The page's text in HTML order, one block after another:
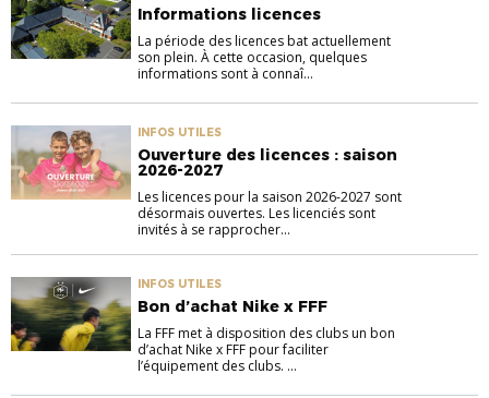
Informations licences
La période des licences bat actuellement
son plein. À cette occasion, quelques
informations sont à connaî...
INFOS UTILES
Ouverture des licences : saison
2026-2027
Les licences pour la saison 2026-2027 sont
désormais ouvertes. Les licenciés sont
invités à se rapprocher...
INFOS UTILES
Bon d’achat Nike x FFF
La FFF met à disposition des clubs un bon
d’achat Nike x FFF pour faciliter
l’équipement des clubs. ...